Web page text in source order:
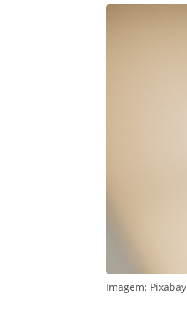
Imagem: Pixabay